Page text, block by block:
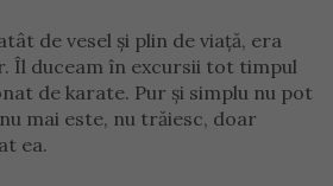
de vesel și plin de viață, era
Îl duceam în excursii tot timpul
de karate. Pur și simplu nu pot
mai este, nu trăiesc, doar
ea.